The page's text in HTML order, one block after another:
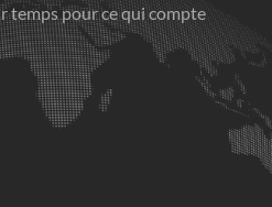
pour ce qui compte